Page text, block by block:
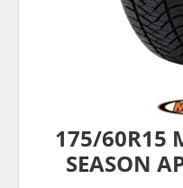
175/60R15
SEASON